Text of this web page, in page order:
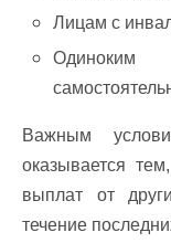
Лицам с
Важным
оказывается
выплат от
течение